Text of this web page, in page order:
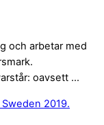
och arbetar med
oavsett ...